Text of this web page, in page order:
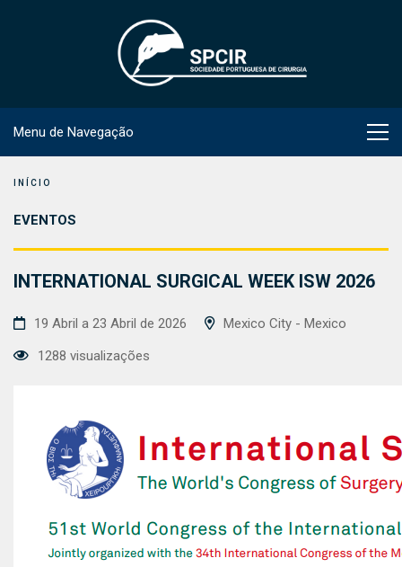
Menu de Navegação
INÍCIO
EVENTOS
INTERNATIONAL SURGICAL WEEK ISW 2026
19 Abril a 23 Abril de 2026
Mexico City - Mexico
1288 visualizações